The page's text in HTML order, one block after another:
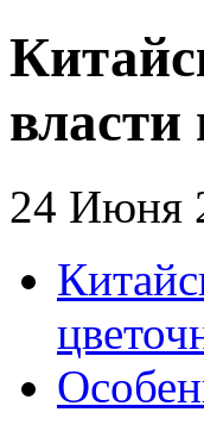
24 Июня